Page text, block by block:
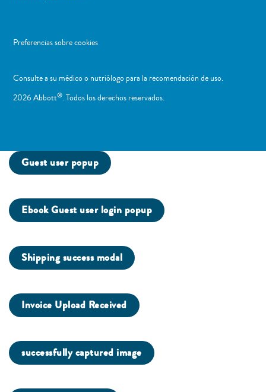
Preferencias sobre cookies
Consulte a su médico o nutriólogo para la recomendación de uso. ​
2026 Abbott®. Todos los derechos reservados.
Guest user popup
Ebook Guest user login popup
Shipping success modal
Invoice Upload Received
successfully captured image